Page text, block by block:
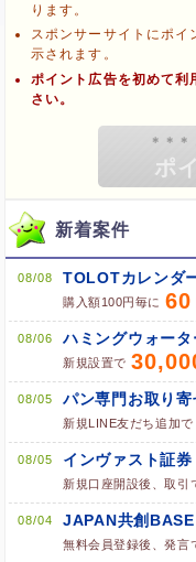
ります。
スポンサーサイトにポ
示されます。
ポイント広告を初めて利
さい。
ブラウザのクッキー
ブラウザのアプリ、
他のサイトにアクセス
ブラウザのクッキ
ポケマNetにログイ
広告を利用
新着案件
08/08 TOLOTカレンダ
購入額100円毎に 60
08/06 ハミングウォータ
新規設置で
08/05
新規LINE友だち追加で
08/05 インヴァスト証券
新規口座開設後、取引
08/04 JAPAN共創
無料会員登録後、発言